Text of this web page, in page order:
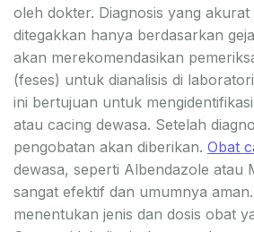
oleh dokter. Diagnosis yang akurat
ditegakkan hanya berdasarkan
akan merekomendasikan
(feses) untuk dianalisis di
ini bertujuan untuk
atau cacing dewasa. Setelah
pengobatan akan diberikan. Obat
dewasa, seperti Albendazole atau
sangat efektif dan umumnya
menentukan jenis dan dosis obat